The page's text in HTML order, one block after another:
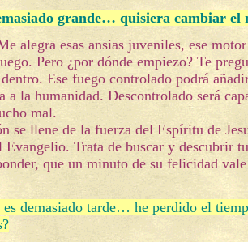
grande… quisiera cambiar el
alegra esas ansias juveniles, ese
Pero ¿por dónde empiezo? Te
Ese fuego controlado podrá
a la humanidad. Descontrolado será
mal.
se llene de la fuerza del Espíritu de
Evangelio. Trata de buscar y descubrir
que un minuto de su felicidad
es demasiado tarde… he perdido el